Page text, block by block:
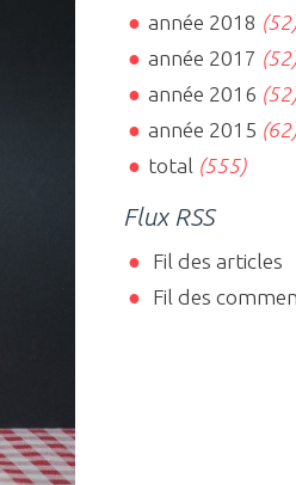
année 2018 (52)
année 2017 (52)
année 2016 (52)
année 2015 (62)
total (555)
Flux RSS
Fil des articles
Fil des